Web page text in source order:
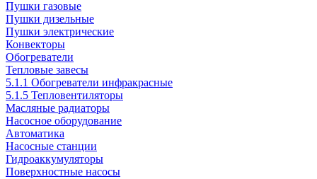
Пушки газовые
Пушки дизельные
Пушки электрические
Конвекторы
Обогреватели
Тепловые завесы
5.1.1 Обогреватели инфракрасные
5.1.5 Тепловентиляторы
Масляные радиаторы
Насосное оборудование
Автоматика
Насосные станции
Гидроаккумуляторы
Поверхностные насосы